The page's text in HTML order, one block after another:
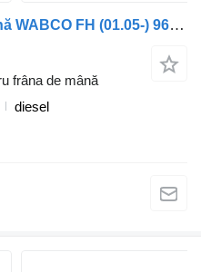
Supapă pentru frâna de mână WABCO FH (01.05-) 9617242040 pentru cap tractor Volvo FH12, FH16, NH12, FH, VNL780 (1993-2014)
frâna de mână
diesel